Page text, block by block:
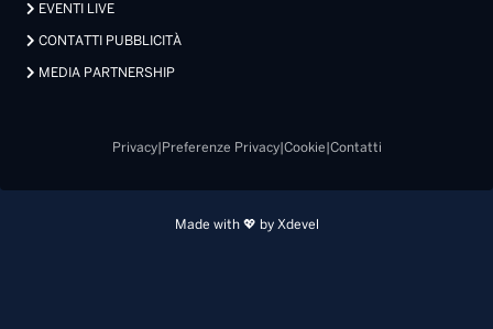
EVENTI LIVE
CONTATTI PUBBLICITÀ
MEDIA PARTNERSHIP
Privacy| Preferenze Privacy| Cookie Contatti
Made with 💖 by Xdevel